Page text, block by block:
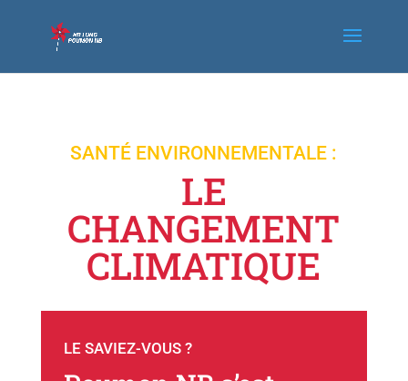
SANTÉ ENVIRONNEMENTALE :
LE
CHANGEMENT
CLIMATIQUE
LE SAVIEZ-VOUS ?